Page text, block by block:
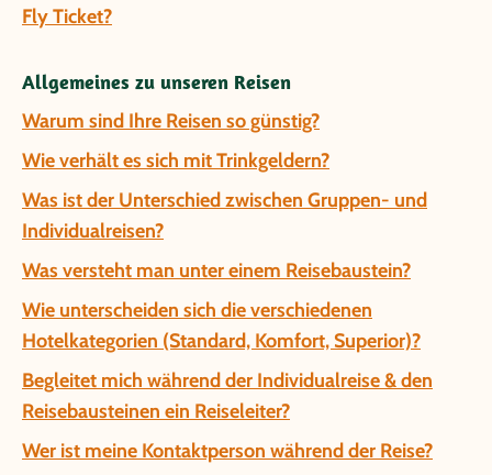
Fly Ticket?
Allgemeines zu unseren Reisen
Warum sind Ihre Reisen so günstig?
Wie verhält es sich mit Trinkgeldern?
Was ist der Unterschied zwischen Gruppen- und
Individualreisen?
Was versteht man unter einem Reisebaustein?
Wie unterscheiden sich die verschiedenen
Hotelkategorien (Standard, Komfort, Superior)?
Begleitet mich während der Individualreise & den
Reisebausteinen ein Reiseleiter?
Wer ist meine Kontaktperson während der Reise?